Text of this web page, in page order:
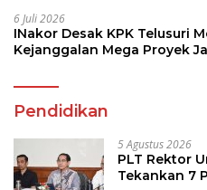
6 Juli 2026
INakor Desak KPK Telusuri
Kejanggalan Mega Proyek
Pendidikan
5 Agustus 2026
PLT Rektor
Tekankan 7